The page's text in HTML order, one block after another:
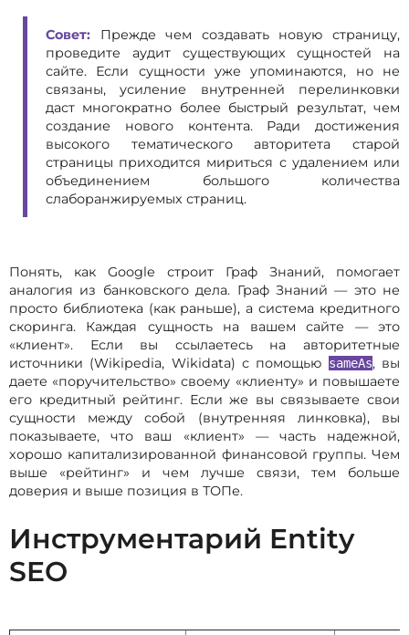
Совет: Прежде чем создавать новую страницу,
проведите аудит существующих сущностей на
сайте. Если сущности уже упоминаются, но не
связаны, усиление внутренней перелинковки
даст многократно более быстрый результат, чем
создание нового контента. Ради достижения
высокого тематического авторитета старой
страницы приходится мириться с удалением или
объединением большого количества
слаборанжируемых страниц.
Понять, как Google строит Граф Знаний, помогает
аналогия из банковского дела. Граф Знаний — это не
просто библиотека (как раньше), а система кредитного
скоринга. Каждая сущность на вашем сайте — это
«клиент». Если вы ссылаетесь на авторитетные
источники (Wikipedia, Wikidata) с помощью sameAs, вы
даете «поручительство» своему «клиенту» и повышаете
его кредитный рейтинг. Если же вы связываете свои
сущности между собой (внутренняя линковка), вы
показываете, что ваш «клиент» — часть надежной,
хорошо капитализированной финансовой группы. Чем
выше «рейтинг» и чем лучше связи, тем больше
доверия и выше позиция в ТОПе.
Инструментарий Entity
SEO